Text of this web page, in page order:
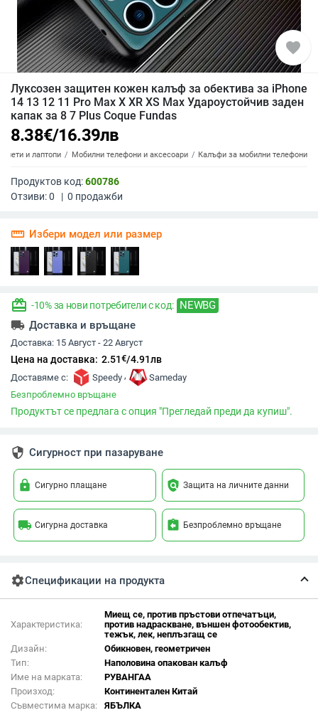
favorite
Луксозен защитен кожен калъф за обектива за iPhone
14 13 12 11 Pro Max X XR XS Max Удароустойчив заден
капак за 8 7 Plus Coque Fundas
8.38€/16.39лв
и лаптопи Мобилни телефони и аксесоари Калъфи за мобилни телефони
Продуктов код:600786
Отзиви:0 | 0 продажби
straighten Избери модел или размер
redeem -10% за нови потребители с код: NEWBG
local_shipping Доставка и връщане
Доставка: 15 Август - 22 Август
Цена на доставка: 2.51€/4.91лв
Доставяме с: Speedy ,
Sameday
Безпроблемно връщане
Продуктът се предлага с опция "Прегледай преди да купиш".
security Сигурност при пазаруване
lock Сигурно плащане policy Защита на личните данни
local_shipping Сигурна доставка assignment_return Безпроблемно връщане
settingsСпецификации на продукта
Характеристика:
Миещ се, против пръстови отпечатъци,
против надраскване, външен фотообектив,
тежък, лек, неплъзгащ се
Дизайн:
Обикновен, геометричен
Тип:
Наполовина опакован калъф
Име на марката:
РУВАНГАА
Произход:
Континентален Китай
Съвместима марка:
ЯБЪЛКА